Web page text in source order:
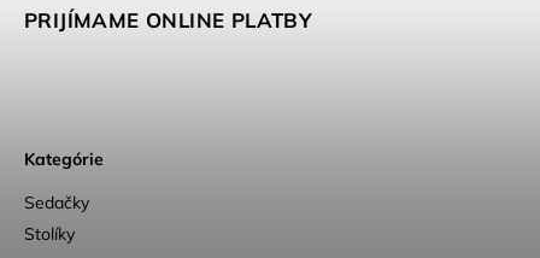
PRIJÍMAME ONLINE PLATBY
Kategórie
Sedačky
Stolíky